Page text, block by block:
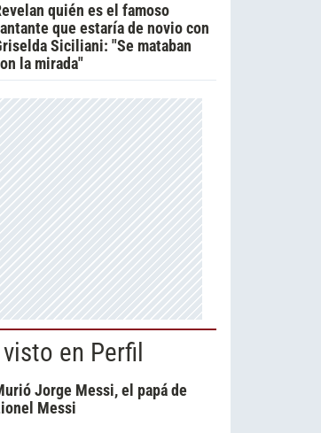
quién es el famoso
que estaría de novio con
Siciliani: "Se mataban
la mirada"
en Perfil
Jorge Messi, el papá de
Messi